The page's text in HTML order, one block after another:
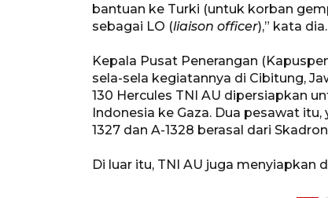
bantuan ke Turki (untuk korban
sebagai LO (liaison officer),” kata dia.
Kepala Pusat Penerangan
sela-sela kegiatannya di Cibitung,
130 Hercules TNI AU dipersiapkan
Indonesia ke Gaza. Dua pesawat
1327 dan A-1328 berasal dari
Di luar itu, TNI AU juga menyiapkan